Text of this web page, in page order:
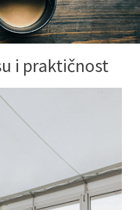
i praktičnost